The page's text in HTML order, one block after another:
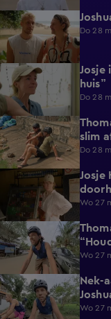
0:28
Do 28
0:59
Josje
huis”
Do 28
0:41
slim
Do 28
0:41
Josje
Wo 27
0:45
Wo 27
1:01
Nek-
Wo 27